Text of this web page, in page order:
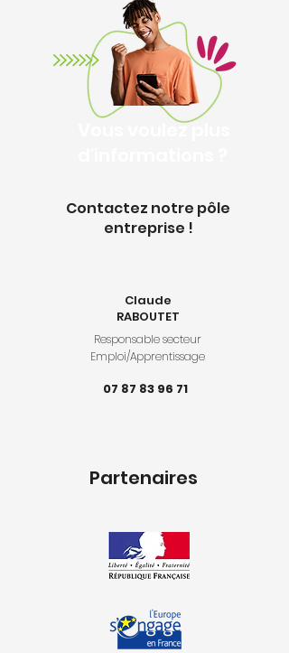
Vous voulez plus
Contactez notre pôle
entreprise !
Responsable secteur
Emploi/Apprentissage
Claude
RABOUTET
07 87 83 96 71
Partenaires